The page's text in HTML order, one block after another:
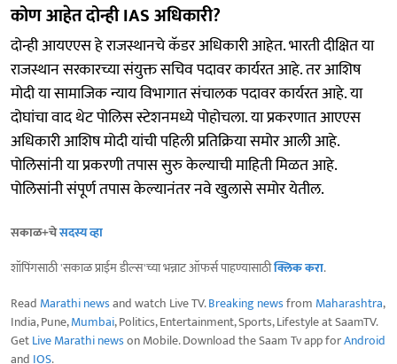
कोण आहेत दोन्ही IAS अधिकारी?
दोन्ही आयएएस हे राजस्थानचे कॅडर अधिकारी आहेत. भारती दीक्षित या
राजस्थान सरकारच्या संयुक्त सचिव पदावर कार्यरत आहे. तर आशिष
मोदी या सामाजिक न्याय विभागात संचालक पदावर कार्यरत आहे. या
दोघांचा वाद थेट पोलिस स्टेशनमध्ये पोहोचला. या प्रकरणात आएएस
अधिकारी आशिष मोदी यांची पहिली प्रतिक्रिया समोर आली आहे.
पोलिसांनी या प्रकरणी तपास सुरु केल्याची माहिती मिळत आहे.
पोलिसांनी संपूर्ण तपास केल्यानंतर नवे खुलासे समोर येतील.
सकाळ+चेसदस्य व्हा
शॉपिंगसाठी 'सकाळ प्राईम डील्स'च्या भन्नाट ऑफर्स पाहण्यासाठीक्लिक करा.
Read Marathi newsand watch Live TV.Breaking newsfrom Maharashtra,
India, Pune,Mumbai, Politics, Entertainment, Sports, Lifestyle at SaamTV.
GetLive Marathi newson Mobile. Download the Saam Tv app forAndroid
and IOS.